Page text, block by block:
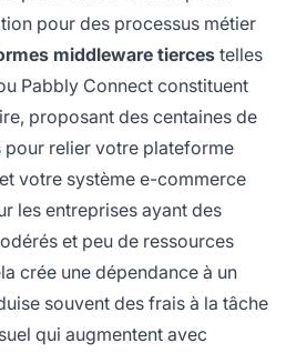
pour des processus métier
middleware tierces telles
Pabbly Connect constituent
proposant des centaines de
relier votre plateforme
votre système e-commerce
les entreprises ayant des
et peu de ressources
crée une dépendance à un
souvent des frais à la tâche
qui augmentent avec